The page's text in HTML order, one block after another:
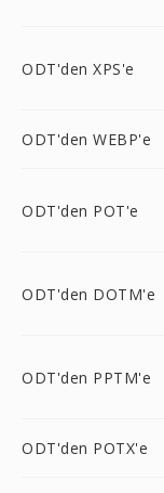
ODT'den XPS'e
ODT'den WEBP'e
ODT'den POT'e
ODT'den DOTM'e
ODT'den PPTM'e
ODT'den POTX'e